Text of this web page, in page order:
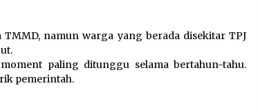
namun warga yang berada disekitar TPJ
paling ditunggu selama bertahun-tahu.
pemerintah.